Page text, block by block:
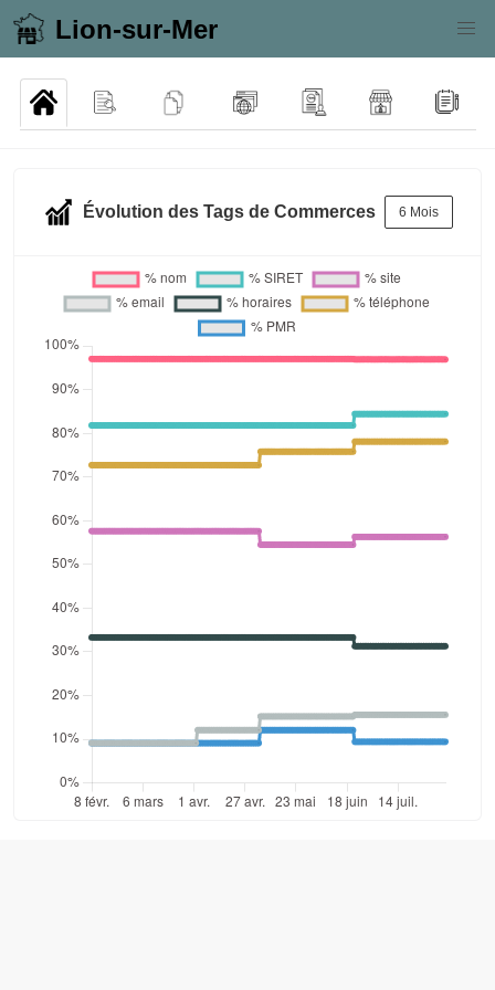
Lion-sur-Mer
Évolution des Tags de Commerces 6 Mois